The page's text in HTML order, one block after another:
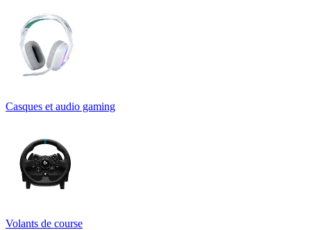
Casques et audio gaming
Volants de course